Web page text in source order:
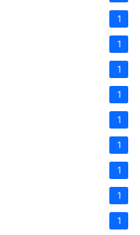
1
1
1
1
1
1
1
1
1